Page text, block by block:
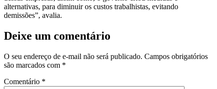
alternativas, para diminuir os custos trabalhistas, evitando
demissões”, avalia.
Deixe um comentário
O seu endereço de e-mail não será publicado. Campos obrigatórios
são marcados com *
Comentário *